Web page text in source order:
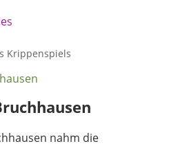
Krippenspiels
nahm die